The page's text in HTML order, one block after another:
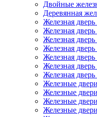
Двойные
Деревянная
Железная
Железная
Железная дверь
Железная
Железная
Железная дверь
Железная
Железные
Железные
Железные
Железные